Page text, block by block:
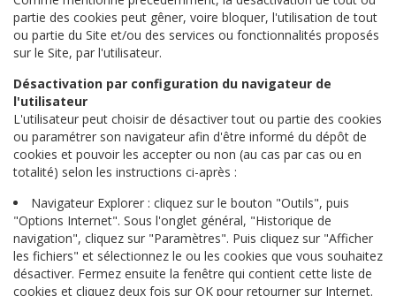
partie des cookies peut gêner, voire bloquer, l'utilisation de tout
ou partie du Site et/ou des services ou fonctionnalités proposés
sur le Site, par l'utilisateur.
Désactivation par configuration du navigateur de
l'utilisateur
L'utilisateur peut choisir de désactiver tout ou partie des cookies
ou paramétrer son navigateur afin d'être informé du dépôt de
cookies et pouvoir les accepter ou non (au cas par cas ou en
totalité) selon les instructions ci-après :
Navigateur Explorer : cliquez sur le bouton "Outils", puis
"Options Internet". Sous l'onglet général, "Historique de
navigation", cliquez sur "Paramètres". Puis cliquez sur "Afficher
les fichiers" et sélectionnez le ou les cookies que vous souhaitez
désactiver. Fermez ensuite la fenêtre qui contient cette liste de
cookies et cliquez deux fois sur OK pour retourner sur Internet.